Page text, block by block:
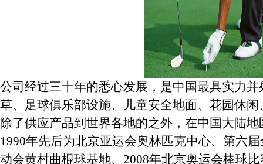
公司经过三十年的悉心发展，是中国最具实力
草、足球俱乐部设施、儿童安全地面、花园休
除了供应产品到世界各地的之外，在中国大陆
1990年先后为北京亚运会奥林匹克中心、第六
动会黄村曲棍球基地、2008年北京奥运会棒球